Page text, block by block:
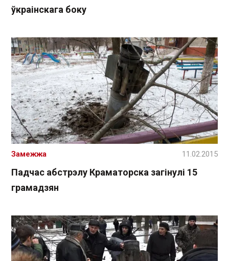
ўкраінскага боку
Падчас абстрэлу Краматорска загінулі 15
грамадзян
Замежжа 11.02.2015